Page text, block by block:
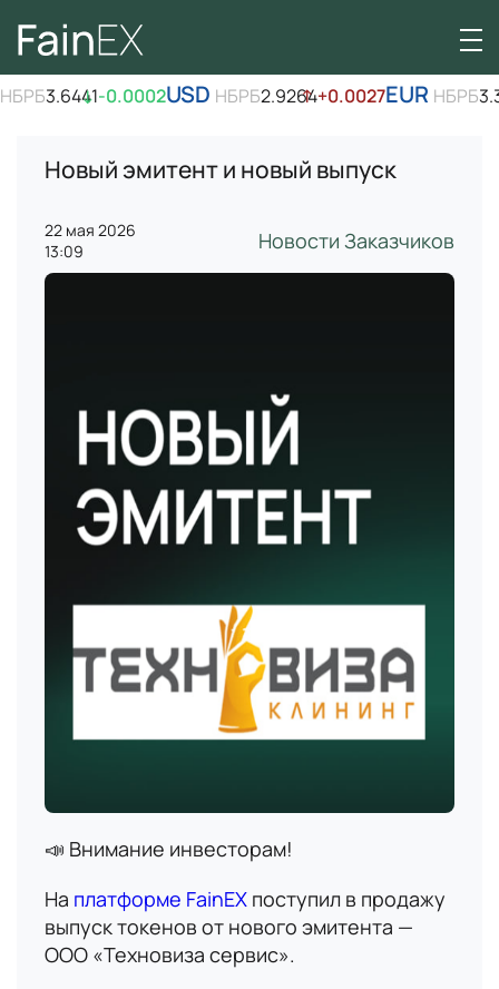
3.6441
↓-0.0002USDНБРБ2.9264
↑+0.0027EURНБРБ
Новый эмитент и новый выпуск
22 мая 2026
13:09
Новости Заказчиков
📣 Внимание инвесторам!
На платформе FainEX поступил в продажу
выпуск токенов от нового эмитента —
ООО «Техновиза сервис».